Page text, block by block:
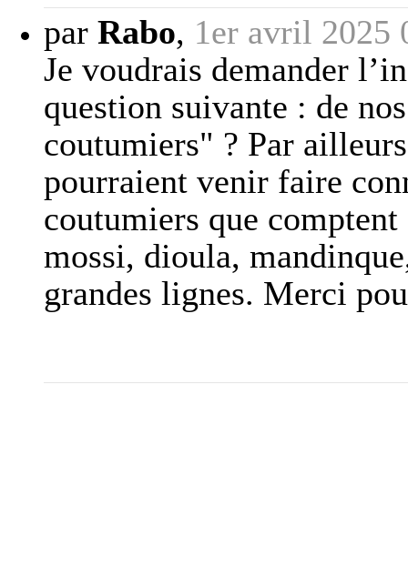
par Rabo, 1er avril 2025
Je voudrais demander
question suivante : de
coutumiers" ? Par
pourraient venir faire
coutumiers que
mossi, dioula,
grandes lignes. Merci